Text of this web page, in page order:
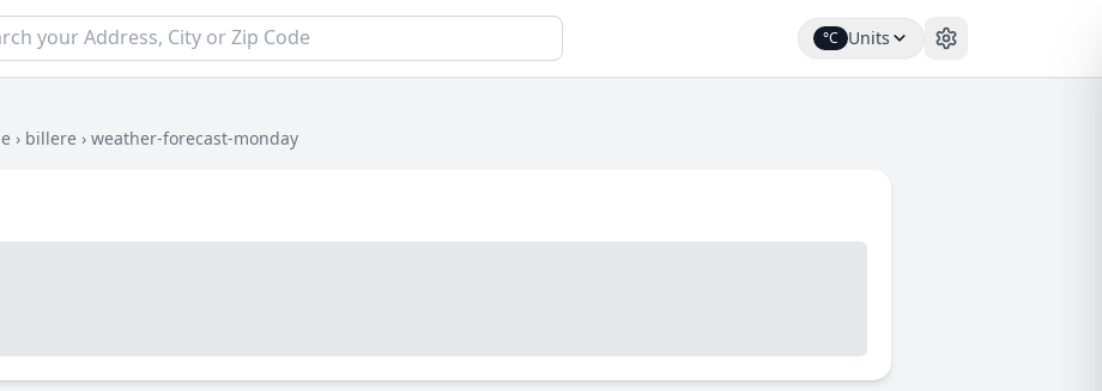
°C Units
› billere › weather-forecast-monday